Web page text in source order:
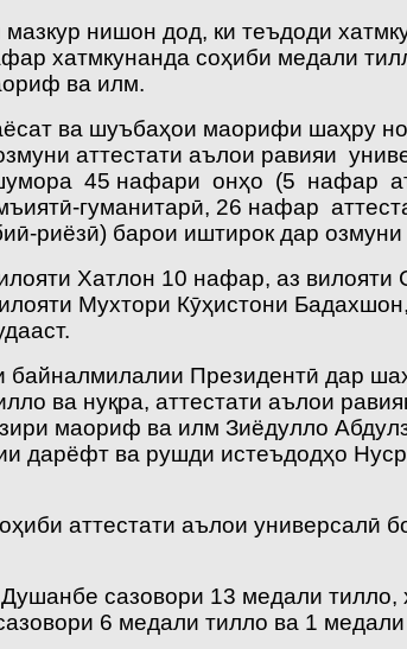
нишон дод, ки теъдоди
хатмкунанда соҳиби медали
ва илм.
ва шуъбаҳои маорифи шаҳру
аттестати аълои равияи
45 нафари онҳо (5 нафар
гуманитарӣ, 26 нафар
риёзӣ) барои иштирок дар
Хатлон 10 нафар, аз
Мухтори Кӯҳистони
Президентӣ дар
ва нуқра, аттестати аълои
маориф ва илм Зиёдулло
дарёфт ва рушди истеъдодҳо
аттестати аълои универсалӣ
сазовори 13 медали тилло,
6 медали тилло ва 1